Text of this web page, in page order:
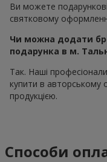
Ви можете
святковому
Чи можна додати
подарунка в м.
Так. Наші
купити в авторському
продукцією.
Способи